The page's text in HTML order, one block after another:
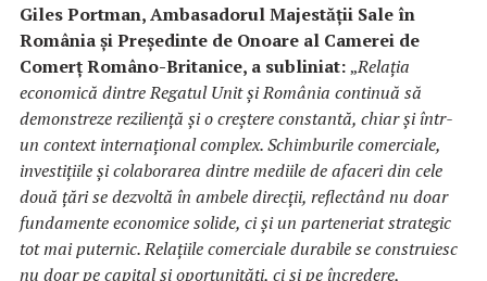
Giles Portman, Ambasadorul Majestății Sale în
România și Președinte de Onoare al Camerei de
Comerț Româno-Britanice, a subliniat:„Relația
economică dintre Regatul Unit și România continuă să
demonstreze reziliență și o creștere constantă, chiar și într-
un context internațional complex. Schimburile comerciale,
investițiile și colaborarea dintre mediile de afaceri din cele
două țări se dezvoltă în ambele direcții, reflectând nu doar
fundamente economice solide, ci și un parteneriat strategic
tot mai puternic. Relațiile comerciale durabile se construiesc
nu doar pe capital și oportunități, ci și pe încredere,